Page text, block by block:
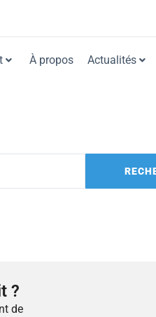
À propos Actualités
?
de